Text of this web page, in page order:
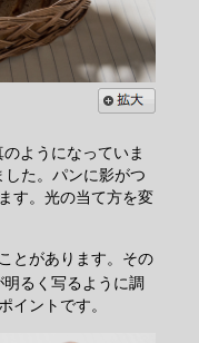
ようになっていま
た。パンに影がつ
す。光の当て方を変
とがあります。その
るく写るように調
ントです。